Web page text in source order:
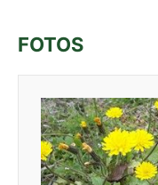
FOTOS